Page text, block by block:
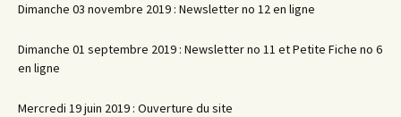
Dimanche 03 novembre 2019 : Newsletter no 12 en ligne
Dimanche 01 septembre 2019 : Newsletter no 11 et Petite Fiche no 6
en ligne
Mercredi 19 juin 2019 : Ouverture du site